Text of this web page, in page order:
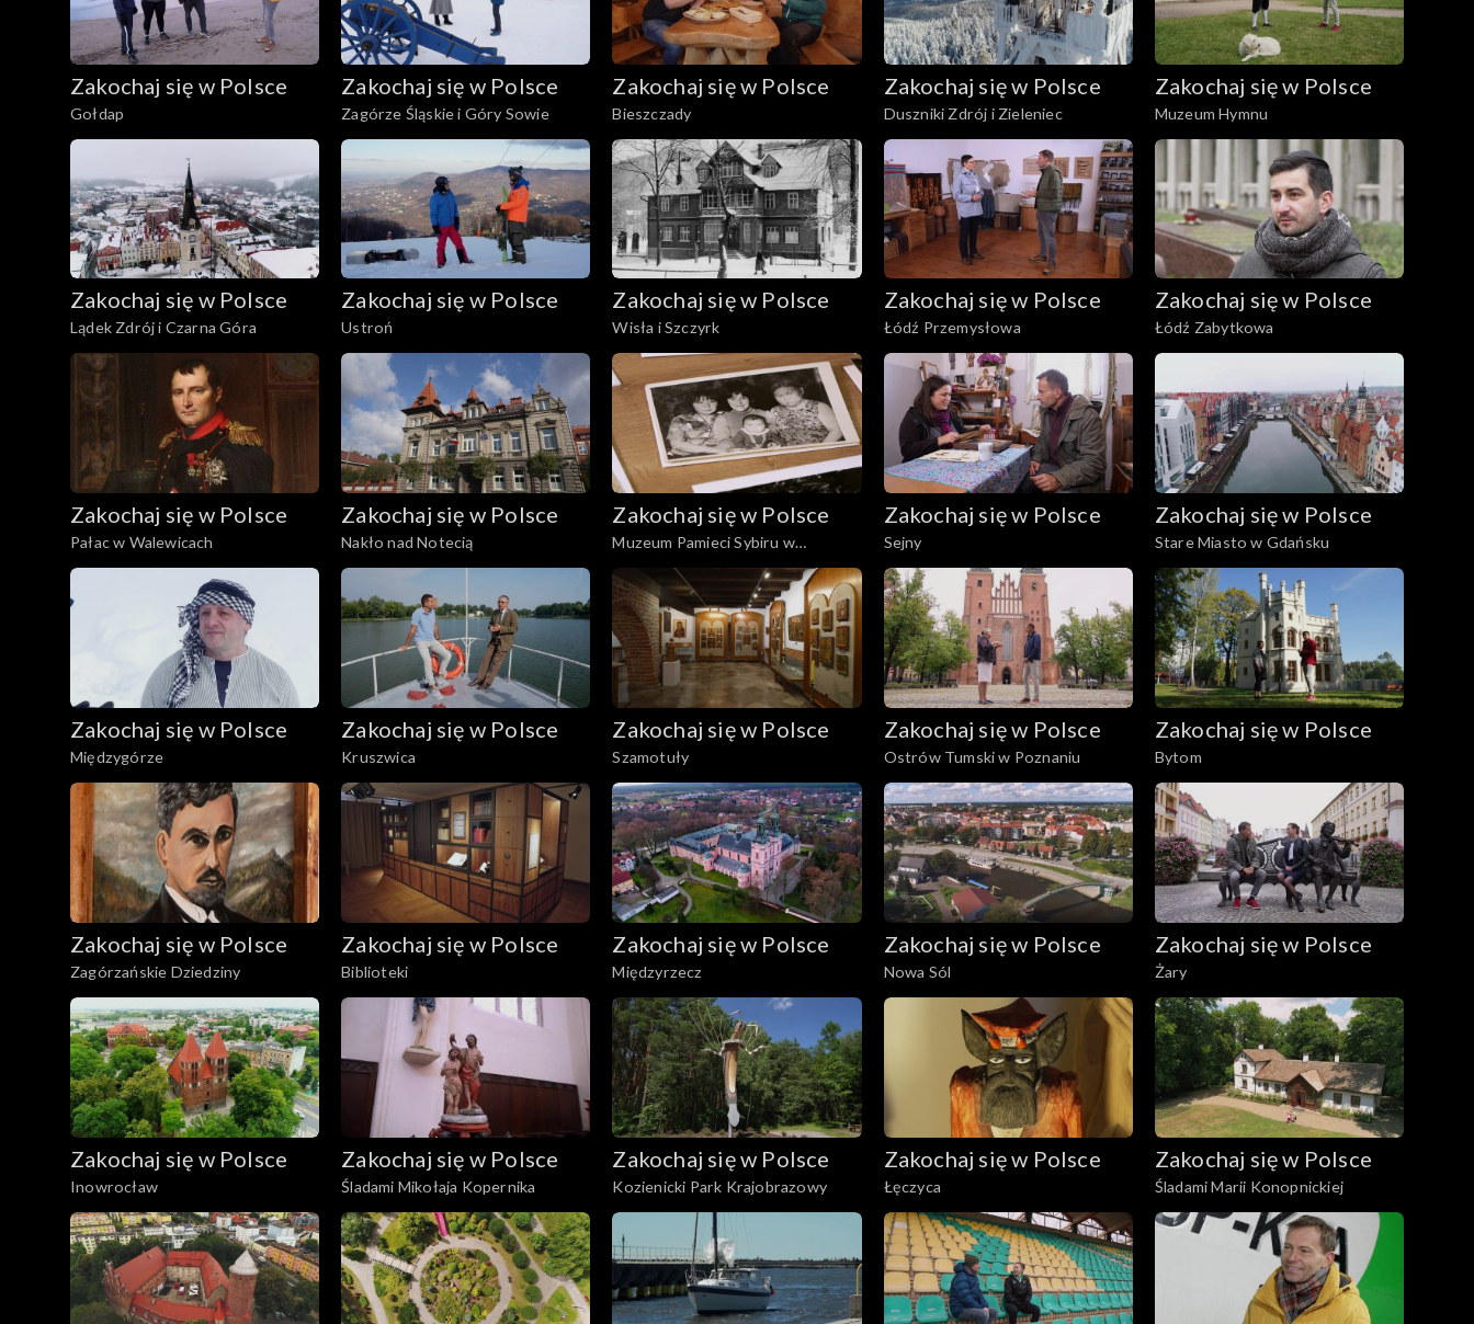
Zakochaj się w Polsce
Gołdap
Zakochaj się w Polsce
Zagórze Śląskie i Góry Sowie
Zakochaj się w Polsce
Bieszczady
Zakochaj się w Polsce
Duszniki Zdrój i Zieleniec
Zakochaj się w Polsce
Muzeum Hymnu
Zakochaj się w Polsce
Lądek Zdrój i Czarna Góra
Zakochaj się w Polsce
Ustroń
Zakochaj się w Polsce
Wisła i Szczyrk
Zakochaj się w Polsce
Łódź Przemysłowa
Zakochaj się w Polsce
Łódź Zabytkowa
Zakochaj się w Polsce
Pałac w Walewicach
Zakochaj się w Polsce
Nakło nad Notecią
Zakochaj się w Polsce
Muzeum Pamieci Sybiru w
Białymstoku
Zakochaj się w Polsce
Sejny
Zakochaj się w Polsce
Stare Miasto w Gdańsku
Zakochaj się w Polsce
Międzygórze
Zakochaj się w Polsce
Kruszwica
Zakochaj się w Polsce
Szamotuły
Zakochaj się w Polsce
Ostrów Tumski w Poznaniu
Zakochaj się w Polsce
Bytom
Zakochaj się w Polsce
Zagórzańskie Dziedziny
Zakochaj się w Polsce
Biblioteki
Zakochaj się w Polsce
Międzyrzecz
Zakochaj się w Polsce
Nowa Sól
Zakochaj się w Polsce
Żary
Zakochaj się w Polsce
Inowrocław
Zakochaj się w Polsce
Śladami Mikołaja Kopernika
Zakochaj się w Polsce
Kozienicki Park Krajobrazowy
Zakochaj się w Polsce
Łęczyca
Zakochaj się w Polsce
Śladami Marii Konopnickiej